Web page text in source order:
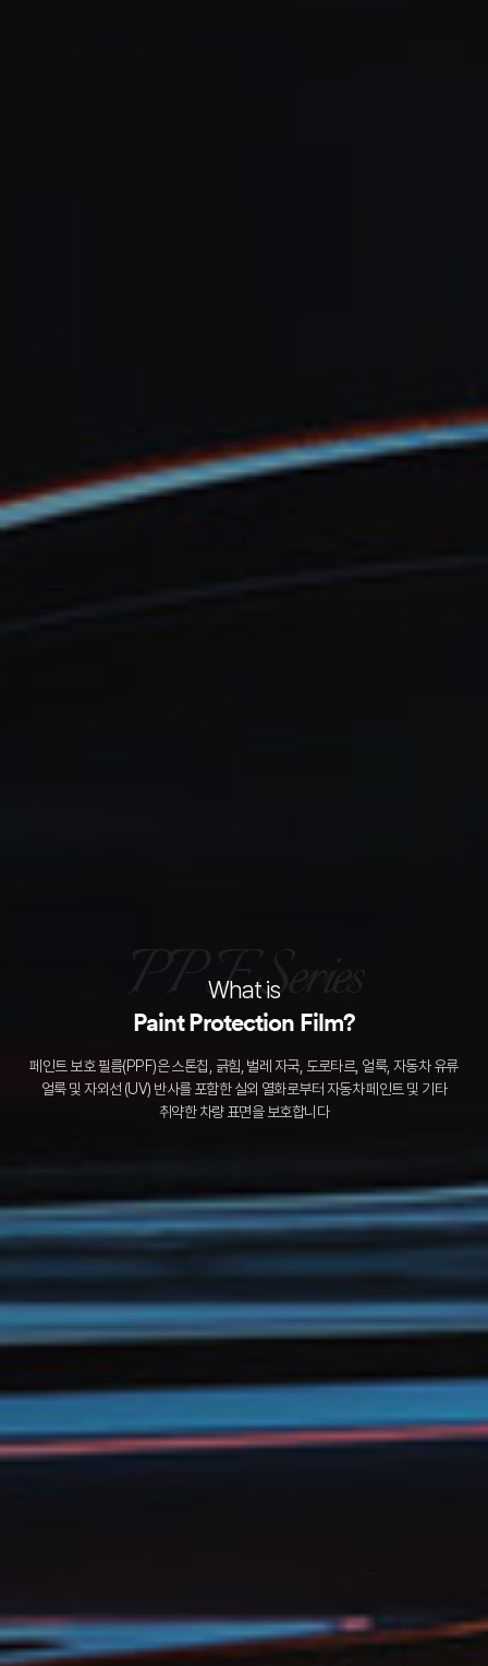
PPF Series
What is
Paint Protection Film?
페인트 보호 필름(PPF)은 스톤칩, 긁힘, 벌레 자국, 도로타르, 얼룩, 자동차 유류
얼룩 및 자외선 (UV) 반사를 포함한 실외 열화로부터 자동차 페인트 및 기타
취약한 차량 표면을 보호합니다